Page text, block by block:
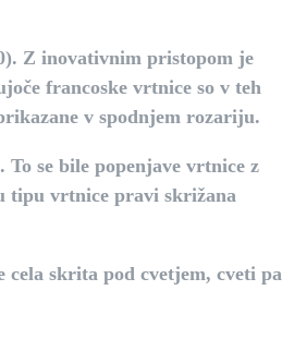
Z inovativnim pristopom je
francoske vrtnice so v teh
v spodnjem rozariju.
se bile popenjave vrtnice z
tipu vrtnice pravi skrižana
cela skrita pod cvetjem, cveti pa